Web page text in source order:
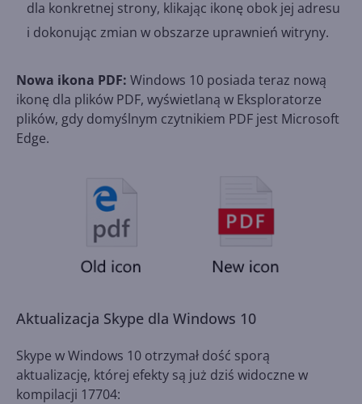
dla konkretnej strony, klikając ikonę obok jej adresu
i dokonując zmian w obszarze uprawnień witryny.
Nowa ikona PDF: Windows 10 posiada teraz nową
ikonę dla plików PDF, wyświetlaną w Eksploratorze
plików, gdy domyślnym czytnikiem PDF jest Microsoft
Edge.
Aktualizacja Skype dla Windows 10
Skype w Windows 10 otrzymał dość sporą
aktualizację, której efekty są już dziś widoczne w
kompilacji 17704: